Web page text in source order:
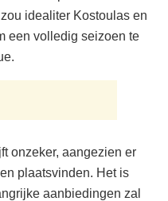
idealiter Kostoulas en
een volledig seizoen te
onzeker, aangezien er
plaatsvinden. Het is
aanbiedingen zal